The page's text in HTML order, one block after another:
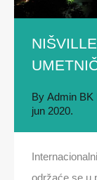
By Admin BK
jun 2020.
održaće se u